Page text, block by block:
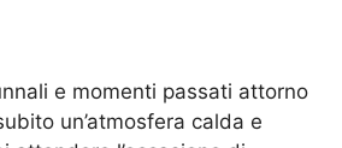
e momenti passati attorno
un’atmosfera calda e